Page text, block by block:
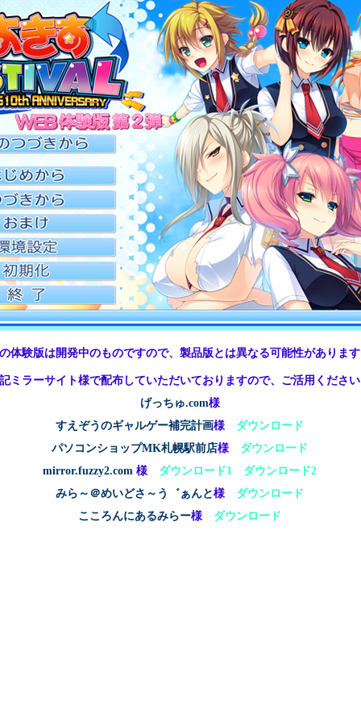
体験版は開発中のものですので、製品版とは異なる可能性がありま
ミラーサイト様で配布していただいておりますので、ご活用くださ
げっちゅ.com様
すえぞうのギャルゲー補完計画様 ダウンロード
パソコンショップMK札幌駅前店様 ダウンロード
mirror.fuzzy2.com 様 ダウンロード1 ダウンロード2
みら～＠めいどさ～う゛ぁんと様 ダウンロード
こころんにあるみらー様 ダウンロード